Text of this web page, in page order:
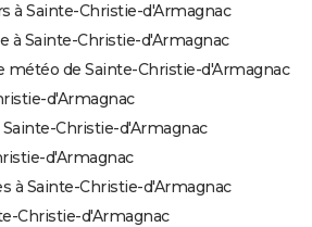
à Sainte-Christie-d'Armagnac
à Sainte-Christie-d'Armagnac
météo de Sainte-Christie-d'Armagnac
d'Armagnac
Christie-d'Armagnac
d'Armagnac
à Sainte-Christie-d'Armagnac
Christie-d'Armagnac